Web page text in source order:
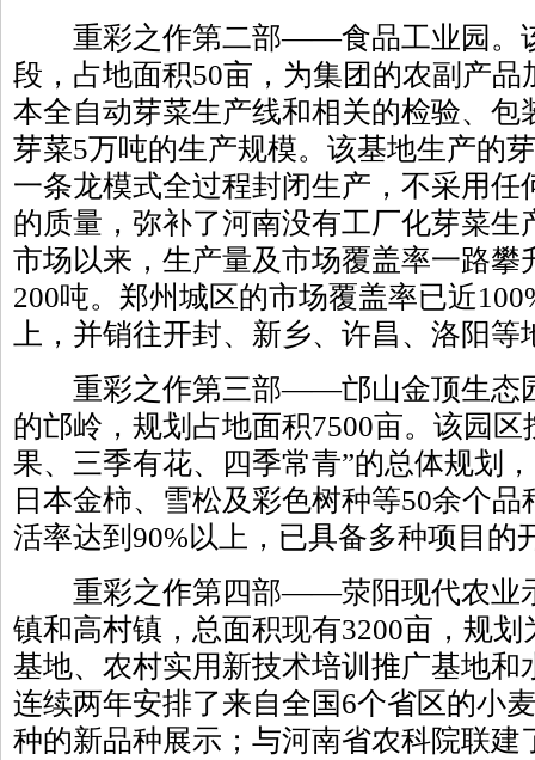
重彩之作第二部——食品工业园。
段，占地面积50亩，为集团的农副产
本全自动芽菜生产线和相关的检验、包
芽菜5万吨的生产规模。该基地生产的
一条龙模式全过程封闭生产，不采用任
的质量，弥补了河南没有工厂化芽菜生
市场以来，生产量及市场覆盖率一路攀
200吨。郑州城区的市场覆盖率已近
上，并销往开封、新乡、许昌、洛阳等
重彩之作第三部——邙山金顶生态
的邙岭，规划占地面积7500亩。该园
果、三季有花、四季常青”的总体规划
日本金柿、雪松及彩色树种等50余个
活率达到90%以上，已具备多种项目的
重彩之作第四部——荥阳现代农业
镇和高村镇，总面积现有3200亩，规
基地、农村实用新技术培训推广基地和
连续两年安排了来自全国6个省区的小
种的新品种展示；与河南省农科院联建